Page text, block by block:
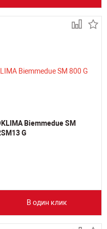
Biemmedue SM
G
В один клик